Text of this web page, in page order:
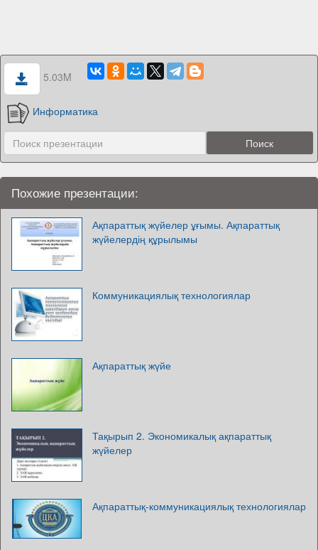
5.03M
Информатика
Похожие презентации:
Ақпараттық жүйелер ұғымы. Ақпараттық
жүйелердің құрылымы
Коммуникациялық технологиялар
Ақпараттық жүйе
Тақырып 2. Экономикалық ақпараттық
жүйелер
Ақпараттық-коммуникациялық технологиялар